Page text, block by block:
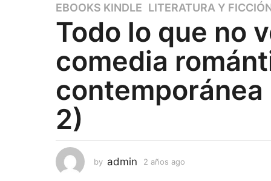
2
a
s
g
o
2
ñ
o
EBOOKS KINDLE ,LITERATURA Y
Todo lo que no
comedia
contemporánea
2)
by admin 2 años ago